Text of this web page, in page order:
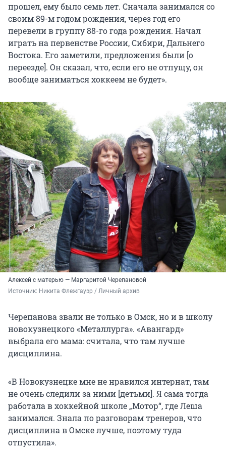
прошел, ему было семь лет. Сначала занимался со
своим 89-м годом рождения, через год его
перевели в группу 88-го года рождения. Начал
играть на первенстве России, Сибири, Дальнего
Востока. Его заметили, предложения были [о
переезде]. Он сказал, что, если его не отпущу, он
вообще заниматься хоккеем не будет».
Алексей с матерью — Маргаритой Черепановой
Источник: Никита Флежгауэр / Личный архив
Черепанова звали не только в Омск, но и в школу
новокузнецкого «Металлурга». «Авангард»
выбрала его мама: считала, что там лучше
дисциплина.
«В Новокузнецке мне не нравился интернат, там
не очень следили за ними [детьми]. Я сама тогда
работала в хоккейной школе „Мотор“, где Леша
занимался. Знала по разговорам тренеров, что
дисциплина в Омске лучше, поэтому туда
отпустила».